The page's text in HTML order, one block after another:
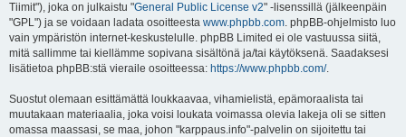
Tiimit"), joka on julkaistu "General Public License v2" -lisenssillä (jälkeenpäin
"GPL") ja se voidaan ladata osoitteesta www.phpbb.com. phpBB-ohjelmisto luo
vain ympäristön internet-keskustelulle. phpBB Limited ei ole vastuussa siitä,
mitä sallimme tai kiellämme sopivana sisältönä ja/tai käytöksenä. Saadaksesi
lisätietoa phpBB:stä vieraile osoitteessa: https://www.phpbb.com/.
Suostut olemaan esittämättä loukkaavaa, vihamielistä, epämoraalista tai
muutakaan materiaalia, joka voisi loukata voimassa olevia lakeja oli se sitten
omassa maassasi, se maa, johon "karppaus.info"-palvelin on sijoitettu tai